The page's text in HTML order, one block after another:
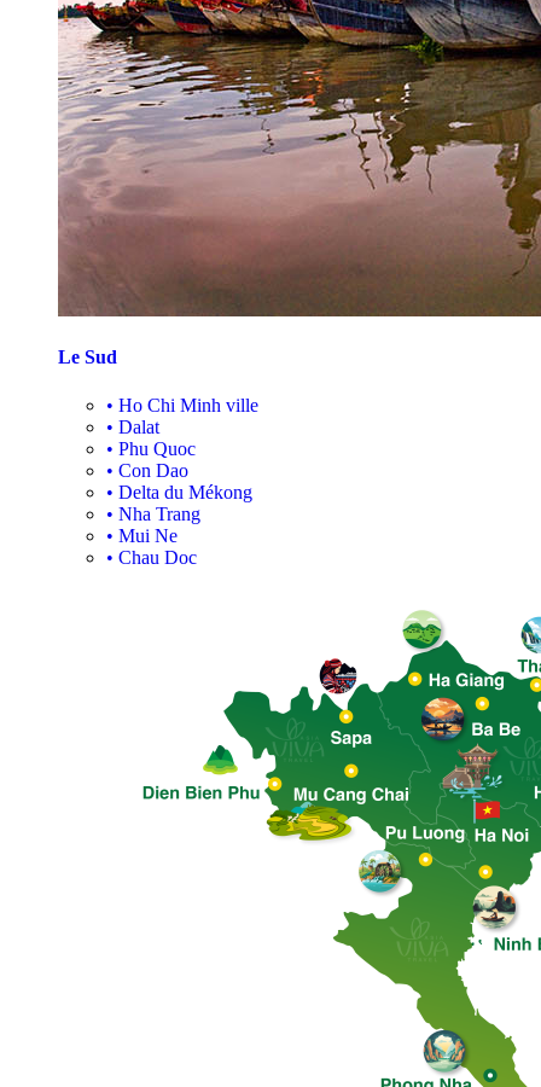
Le Sud
• Ho Chi Minh ville
• Dalat
• Phu Quoc
• Con Dao
• Delta du Mékong
• Nha Trang
• Mui Ne
• Chau Doc